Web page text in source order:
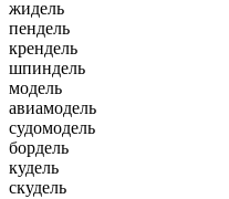
жидель
пендель
крендель
шпиндель
модель
авиамодель
судомодель
бордель
кудель
скудель